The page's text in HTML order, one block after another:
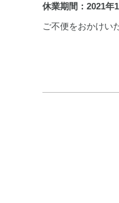
休業期間：2021年
ご不便をおかけい